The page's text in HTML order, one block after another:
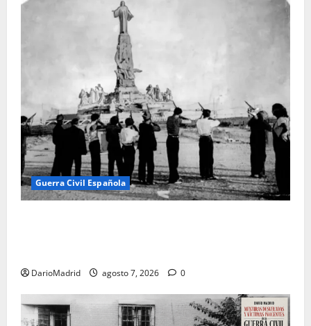
Guerra Civil Española
DarioMadrid agosto 7, 2026 0